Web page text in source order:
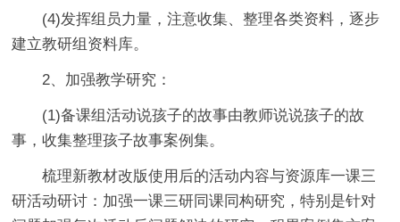
(4)发挥组员力量，注意收集、整理各类资料，逐步
建立教研组资料库。
2、加强教学研究：
(1)备课组活动说孩子的故事由教师说说孩子的故
事，收集整理孩子故事案例集。
梳理新教材改版使用后的活动内容与资源库一课三
研活动研讨：加强一课三研同课同构研究，特别是针对